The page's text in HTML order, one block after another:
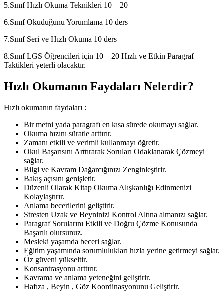
5.Sınıf Hızlı Okuma Teknikleri 10 – 20
6.Sınıf Okuduğunu Yorumlama 10 ders
7.Sınıf Seri ve Hızlı Okuma 10 ders
8.Sınıf LGS Öğrencileri için 10 – 20 Hızlı ve Etkin Paragraf
Taktikleri yeterli olacaktır.
Hızlı Okumanın Faydaları Nelerdir?
Hızlı okumanın faydaları :
Bir metni yada paragrafı en kısa sürede okumayı sağlar.
Okuma hızını süratle arttırır.
Zamanı etkili ve verimli kullanmayı öğretir.
Okul Başarısını Arttırarak Soruları Odaklanarak Çözmeyi
sağlar.
Bilgi ve Kavram Dağarcığınızı Zenginleştirir.
Bakış açısını genişletir.
Düzenli Olarak Kitap Okuma Alışkanlığı Edinmenizi
Kolaylaştırır.
Anlama becerilerini geliştirir.
Stresten Uzak ve Beyninizi Kontrol Altına almanızı sağlar.
Paragraf Sorularını Etkili ve Doğru Çözme Konusunda
Başarılı olursunuz.
Mesleki yaşamda beceri sağlar.
Eğitim yaşamında sorumlulukları hızla yerine getirmeyi sağlar.
Öz güveni yükseltir.
Konsantrasyonu arttırır.
Kavrama ve anlama yeteneğini geliştirir.
Hafıza , Beyin , Göz Koordinasyonunu Geliştirir.